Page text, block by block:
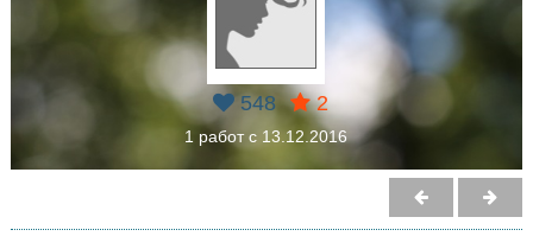
548 2
1 работ с 13.12.2016